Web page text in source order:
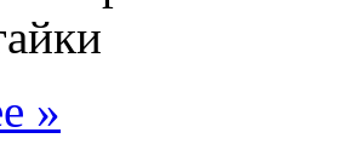
»